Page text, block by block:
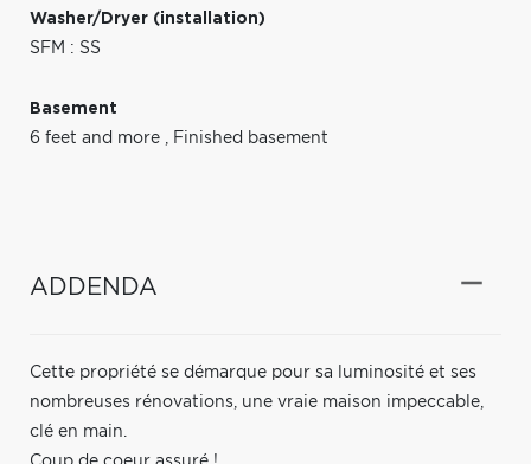
Washer/Dryer (installation)
SFM : SS
Basement
6 feet and more , Finished basement
ADDENDA
Cette propriété se démarque pour sa luminosité et ses
nombreuses rénovations, une vraie maison impeccable,
clé en main.